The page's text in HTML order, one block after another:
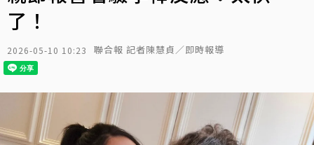
了！
2026-05-10 10:23 聯合報 記者陳慧貞／即時報導